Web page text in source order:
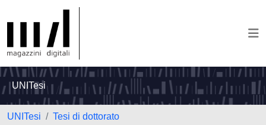
UNITesi
UNITesi
Tesi di dottorato